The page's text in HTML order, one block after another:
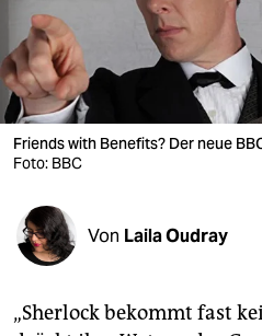
wahrheit
verlag
verlag
veranstaltungen
shop
fragen & hilfe
unterstützen
Friends with Benefits? Der neue
Foto: BBC
Von Laila Oudray
„Sherlock bekommt fast